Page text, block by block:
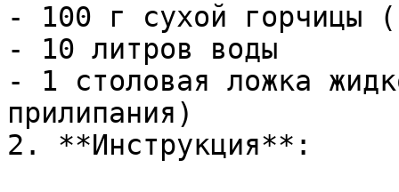
- 100 г сухой горчицы
- 10 литров воды
- 1 столовая ложка
прилипания)
2. **Инструкция**: